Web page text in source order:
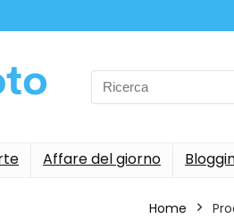
Search
for:
Affare del giorno
Home